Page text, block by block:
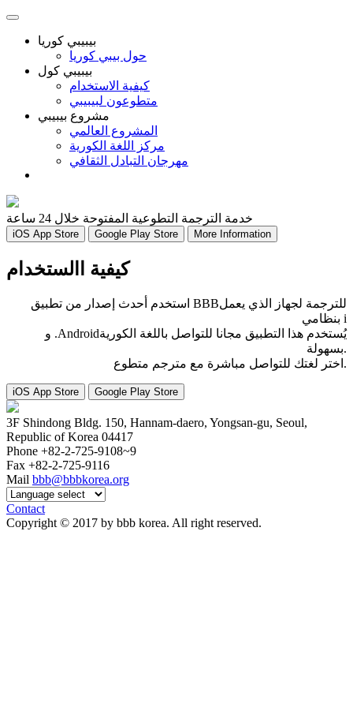
بيبيبي كوريا
حول بيبي كوريا
بيبيبي كول
كيفية الاستخدام
متطوعون لبيبيبي
مشروع بيبيبي
المشروع العالمي
مركز اللغة الكورية
مهرجان التبادل الثقافي
خدمة الترجمة التطوعية المفتوحة خلال 24 ساعة
iOS App Store Google Play Store More Information
كيفية االستخدام
استخدم أحدث إصدار من تطبيق BBBللترجمة لجهاز الذي يعمل
بنظامي i
و .Androidيُستخدم هذا التطبيق مجانا للتواصل باللغة الكورية
بسهولة.
اختر لغتك للتواصل مباشرة مع مترجم متطوع.
iOS App Store Google Play Store
3F Shindong Bldg. 150, Hannam-daero, Yongsan-gu, Seoul,
Republic of Korea 04417
Phone +82-2-725-9108~9
Fax +82-2-725-9116
Mail bbb@bbbkorea.org
Contact
Copyright © 2017 by bbb korea. All right reserved.